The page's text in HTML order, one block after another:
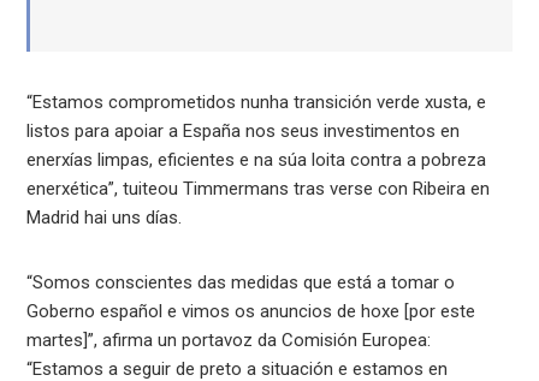
“Estamos comprometidos nunha transición verde xusta, e
listos para apoiar a España nos seus investimentos en
enerxías limpas, eficientes e na súa loita contra a pobreza
enerxética”, tuiteou Timmermans tras verse con Ribeira en
Madrid hai uns días.
“Somos conscientes das medidas que está a tomar o
Goberno español e vimos os anuncios de hoxe [por este
martes]”, afirma un portavoz da Comisión Europea:
“Estamos a seguir de preto a situación e estamos en